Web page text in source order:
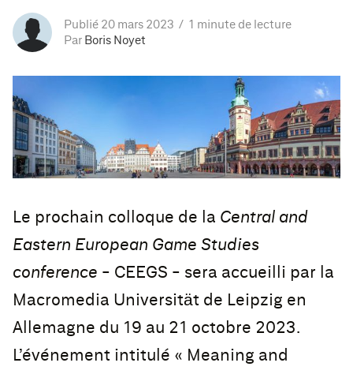
Publié 20 mars 2023
1 minute de lecture
Par Boris Noyet
Le prochain colloque de la Central and
Eastern European Game Studies
conference - CEEGS - sera accueilli par la
Macromedia Universität de Leipzig en
Allemagne du 19 au 21 octobre 2023.
L’événement intitulé « Meaning and